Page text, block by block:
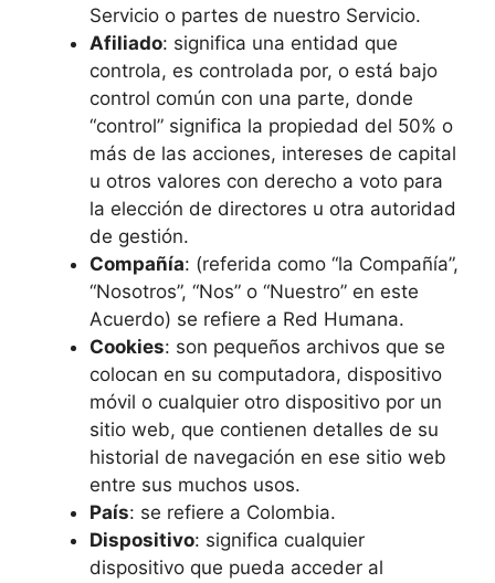
Servicio o partes de nuestro Servicio.
Afiliado: significa una entidad que
controla, es controlada por, o está bajo
control común con una parte, donde
“control” significa la propiedad del 50% o
más de las acciones, intereses de capital
u otros valores con derecho a voto para
la elección de directores u otra autoridad
de gestión.
Compañía: (referida como “la Compañía”,
“Nosotros”, “Nos” o “Nuestro” en este
Acuerdo) se refiere a Red Humana.
Cookies: son pequeños archivos que se
colocan en su computadora, dispositivo
móvil o cualquier otro dispositivo por un
sitio web, que contienen detalles de su
historial de navegación en ese sitio web
entre sus muchos usos.
País: se refiere a Colombia.
Dispositivo: significa cualquier
dispositivo que pueda acceder al